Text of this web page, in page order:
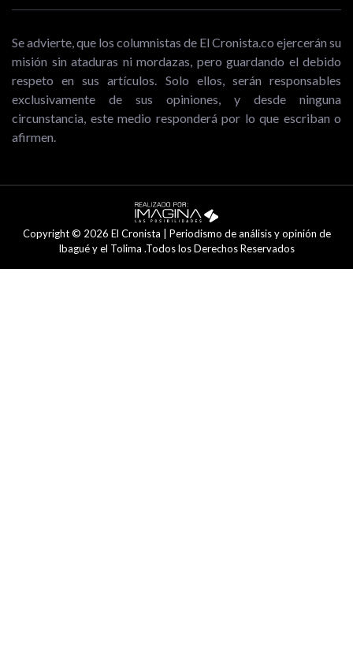
Se advierte, que los columnistas de El Cronista.co ejercerán su
misión sin ataduras ni mordazas, pero guardando el debido
respeto en sus artículos. Solo ellos, serán responsables
exclusivamente de sus opiniones, y desde ninguna
circunstancia, este medio responderá por lo que escriban o
afirmen.
Copyright © 2026 El Cronista | Periodismo de análisis y opinión de
Ibagué y el Tolima .Todos los Derechos Reservados